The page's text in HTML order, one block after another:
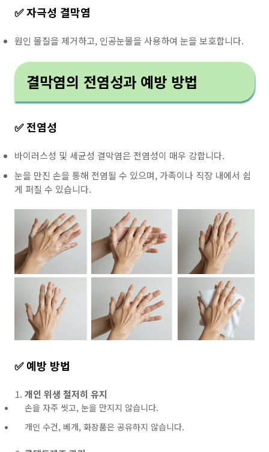
✅ 자극성 결막염
원인 물질을 제거하고, 인공눈물을 사용하여 눈을 보호합니다.
결막염의 전염성과 예방 방법
✅ 전염성
바이러스성 및 세균성 결막염은 전염성이 매우 강합니다.
눈을 만진 손을 통해 전염될 수 있으며, 가족이나 직장 내에서 쉽
게 퍼질 수 있습니다.
✅ 예방 방법
개인 위생 철저히 유지
손을 자주 씻고, 눈을 만지지 않습니다.
개인 수건, 베개, 화장품은 공유하지 않습니다.